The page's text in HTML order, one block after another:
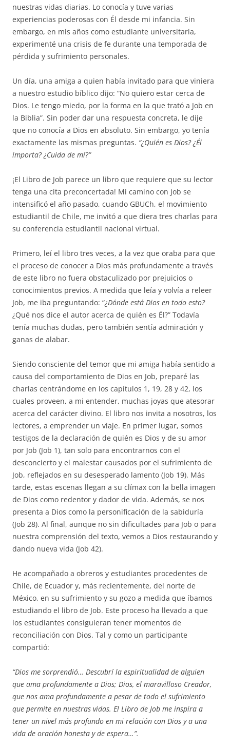
nuestras vidas diarias. Lo conocía y tuve varias
experiencias poderosas con Él desde mi infancia. Sin
embargo, en mis años como estudiante universitaria,
experimenté una crisis de fe durante una temporada de
pérdida y sufrimiento personales.
Un día, una amiga a quien había invitado para que viniera
a nuestro estudio bíblico dijo: “No quiero estar cerca de
Dios. Le tengo miedo, por la forma en la que trató a Job en
la Biblia”. Sin poder dar una respuesta concreta, le dije
que no conocía a Dios en absoluto. Sin embargo, yo tenía
exactamente las mismas preguntas. “¿Quién es Dios? ¿Él
importa? ¿Cuida de mí?”
¡El Libro de Job parece un libro que requiere que su lector
tenga una cita preconcertada! Mi camino con Job se
intensificó el año pasado, cuando GBUCh, el movimiento
estudiantil de Chile, me invitó a que diera tres charlas para
su conferencia estudiantil nacional virtual.
Primero, leí el libro tres veces, a la vez que oraba para que
el proceso de conocer a Dios más profundamente a través
de este libro no fuera obstaculizado por prejuicios o
conocimientos previos. A medida que leía y volvía a releer
Job, me iba preguntando: “¿Dónde está Dios en todo esto?
¿Qué nos dice el autor acerca de quién es Él?” Todavía
tenía muchas dudas, pero también sentía admiración y
ganas de alabar.
Siendo consciente del temor que mi amiga había sentido a
causa del comportamiento de Dios en Job, preparé las
charlas centrándome en los capítulos 1, 19, 28 y 42, los
cuales proveen, a mi entender, muchas joyas que atesorar
acerca del carácter divino. El libro nos invita a nosotros, los
lectores, a emprender un viaje. En primer lugar, somos
testigos de la declaración de quién es Dios y de su amor
por Job (Job 1), tan solo para encontrarnos con el
desconcierto y el malestar causados por el sufrimiento de
Job, reflejados en su desesperado lamento (Job 19). Más
tarde, estas escenas llegan a su clímax con la bella imagen
de Dios como redentor y dador de vida. Además, se nos
presenta a Dios como la personificación de la sabiduría
(Job 28). Al final, aunque no sin dificultades para Job o para
nuestra comprensión del texto, vemos a Dios restaurando y
dando nueva vida (Job 42).
He acompañado a obreros y estudiantes procedentes de
Chile, de Ecuador y, más recientemente, del norte de
México, en su sufrimiento y su gozo a medida que íbamos
estudiando el libro de Job. Este proceso ha llevado a que
los estudiantes consiguieran tener momentos de
reconciliación con Dios. Tal y como un participante
compartió:
“Dios me sorprendió… Descubrí la espiritualidad de alguien
que ama profundamente a Dios; Dios, el maravilloso Creador,
que nos ama profundamente a pesar de todo el sufrimiento
que permite en nuestras vidas. El Libro de Job me inspira a
tener un nivel más profundo en mi relación con Dios y a una
vida de oración honesta y de espera…”.